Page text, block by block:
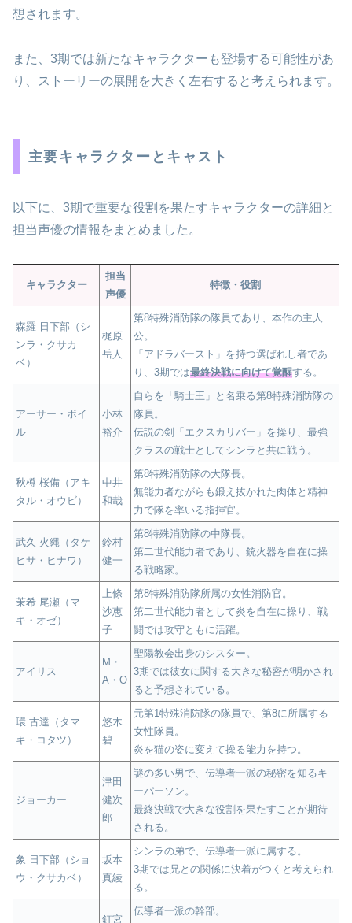
想されます。
また、3期では新たなキャラクターも登場する可能性があ
り、ストーリーの展開を大きく左右すると考えられます。
主要キャラクターとキャスト
以下に、3期で重要な役割を果たすキャラクターの詳細と
担当声優の情報をまとめました。
キャラクター
担当
声優
特徴・役割
森羅 日下部（シ
ンラ・クサカ
ベ）
梶原
岳人
第8特殊消防隊の隊員であり、本作の主人
公。
「アドラバースト」を持つ選ばれし者であ
り、3期では最終決戦に向けて覚醒する。
アーサー・ボイ
ル
小林
裕介
自らを「騎士王」と名乗る第8特殊消防隊の
隊員。
伝説の剣「エクスカリバー」を操り、最強
クラスの戦士としてシンラと共に戦う。
秋樽 桜備（アキ
タル・オウビ）
中井
和哉
第8特殊消防隊の大隊長。
無能力者ながらも鍛え抜かれた肉体と精神
力で隊を率いる指揮官。
武久 火縄（タケ
ヒサ・ヒナワ）
鈴村
健一
第8特殊消防隊の中隊長。
第二世代能力者であり、銃火器を自在に操
る戦略家。
茉希 尾瀬（マ
キ・オゼ）
上條
沙恵
子
第8特殊消防隊所属の女性消防官。
第二世代能力者として炎を自在に操り、戦
闘では攻守ともに活躍。
アイリス
M・
A・O
聖陽教会出身のシスター。
3期では彼女に関する大きな秘密が明かされ
ると予想されている。
環 古達（タマ
キ・コタツ）
悠木
碧
元第1特殊消防隊の隊員で、第8に所属する
女性隊員。
炎を猫の姿に変えて操る能力を持つ。
ジョーカー
津田
健次
郎
謎の多い男で、伝導者一派の秘密を知るキ
ーパーソン。
最終決戦で大きな役割を果たすことが期待
される。
象 日下部（ショ
ウ・クサカベ）
坂本
真綾
シンラの弟で、伝導者一派に属する。
3期では兄との関係に決着がつくと考えられ
る。
釘宮
伝導者一派の幹部。